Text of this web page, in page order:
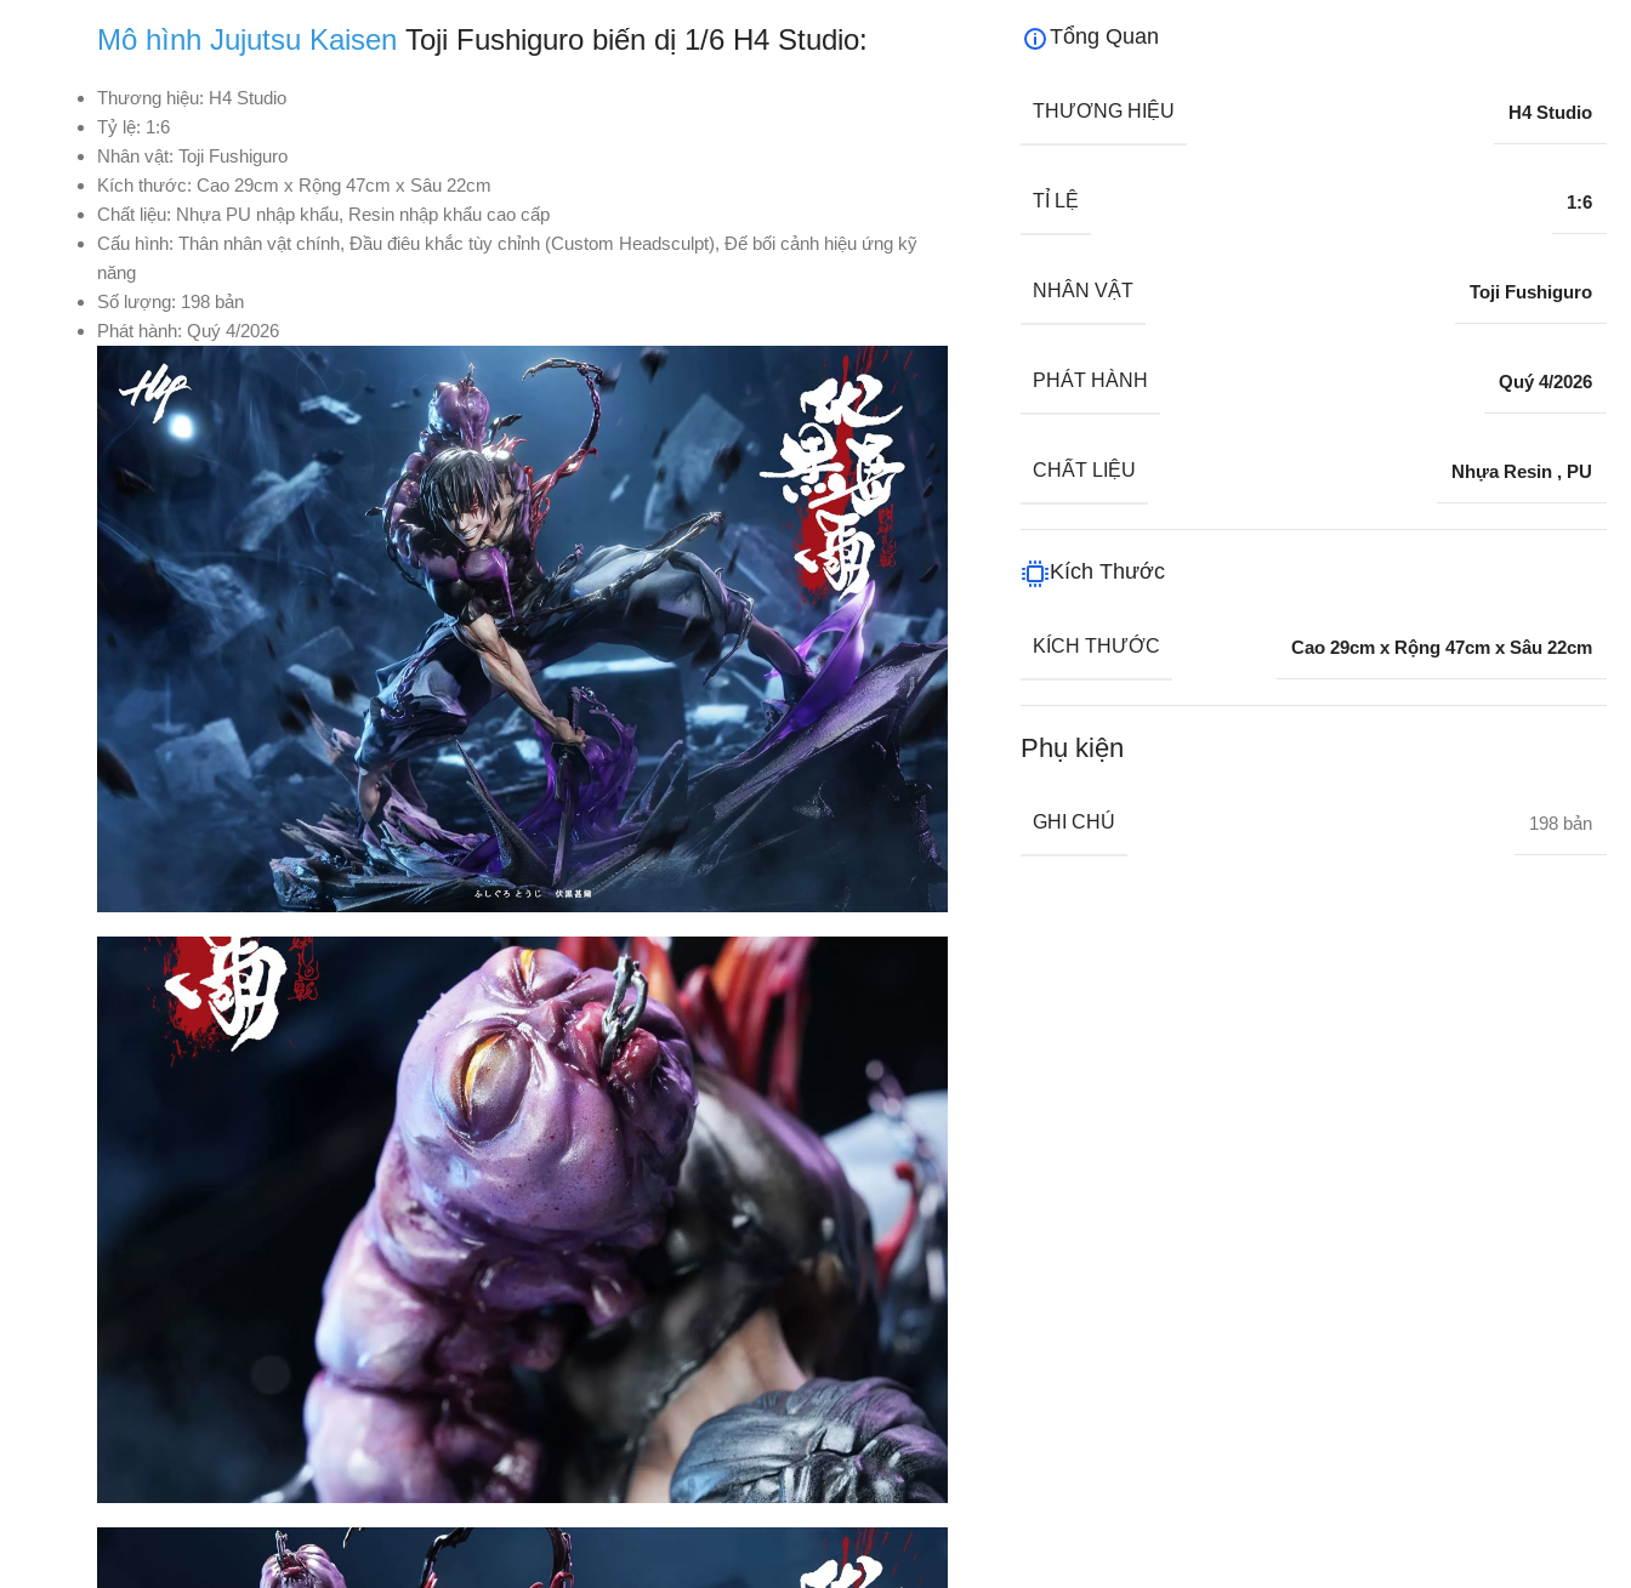
Mô hình Jujutsu Kaisen Toji Fushiguro biến dị 1/6 H4 Studio:
Thương hiệu: H4 Studio
Tỷ lệ: 1:6
Nhân vật: Toji Fushiguro
Kích thước: Cao 29cm x Rộng 47cm x Sâu 22cm
Chất liệu: Nhựa PU nhập khẩu, Resin nhập khẩu cao cấp
Cấu hình: Thân nhân vật chính, Đầu điêu khắc tùy chỉnh (Custom Headsculpt), Đế bối cảnh hiệu ứng kỹ
năng
Số lượng: 198 bản
Phát hành: Quý 4/2026
Tổng Quan
THƯƠNG HIỆU H4 Studio
TỈ LỆ 1:6
NHÂN VẬT Toji Fushiguro
PHÁT HÀNH Quý 4/2026
CHẤT LIỆU Nhựa Resin , PU
Kích Thước
KÍCH THƯỚC Cao 29cm x Rộng 47cm x Sâu 22cm
Phụ kiện
GHI CHÚ 198 bản